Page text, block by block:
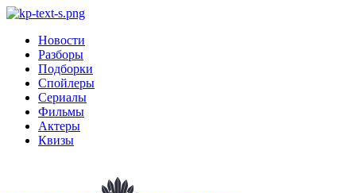
Новости
Разборы
Подборки
Спойлеры
Сериалы
Фильмы
Актеры
Квизы